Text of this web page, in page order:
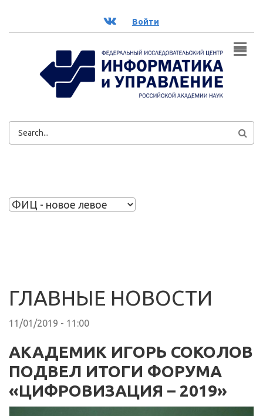
ВК Войти
ФОРМА
ГЛАВНЫЕ НОВОСТИ
11/01/2019 - 11:00
АКАДЕМИК ИГОРЬ СОКОЛОВ
ПОДВЕЛ ИТОГИ ФОРУМА
«ЦИФРОВИЗАЦИЯ – 2019»